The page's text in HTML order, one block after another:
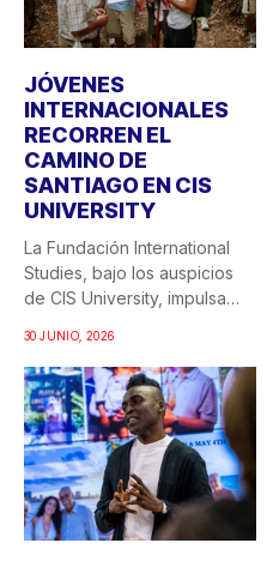
JÓVENES
INTERNACIONALES
RECORREN EL
CAMINO DE
SANTIAGO EN CIS
UNIVERSITY
La Fundación International
Studies, bajo los auspicios
de CIS University, impulsa
30 JUNIO, 2026